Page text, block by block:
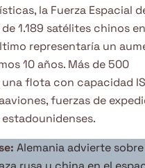
la Fuerza Espacial
1.189 satélites chinos
representaría un
10 años. Más de 500
flota con capacidad
fuerzas de
Alemania advierte